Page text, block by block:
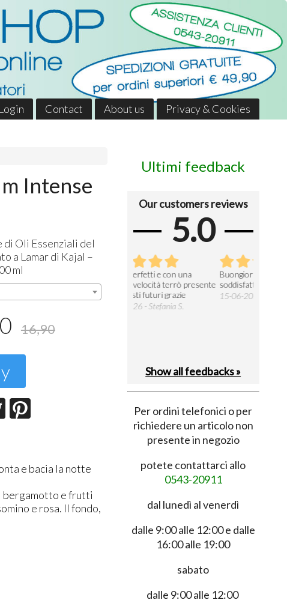
Login Contact About us Privacy & Cookies
Intense
di Oli Essenziali del
a Lamar di Kajal –
ml
16,90
e bacia la notte
bergamotto e frutti
e rosa. Il fondo,
Ultimi feedback
Our customers reviews
5.0
Arrivati perfetti e con una
notevole velocità terrò presente
per acquisti futuri grazie
Buongiorno, si sono rimasto
soddisfatto
15-06-2026 - Massimo L.
03-06-
Show all feedbacks »
Per ordini telefonici o per
richiedere un articolo non
presente in negozio
potete contattarci allo
0543-20911
dal lunedì al venerdì
dalle 9:00 alle 12:00 e dalle
16:00 alle 19:00
sabato
dalle 9:00 alle 12:00